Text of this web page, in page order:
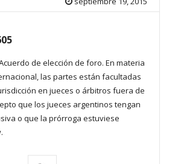
Acuerdo de elección de foro. En materia
las partes están facultadas
en jueces o árbitros fuera de
que los jueces argentinos tengan
o que la prórroga estuviese